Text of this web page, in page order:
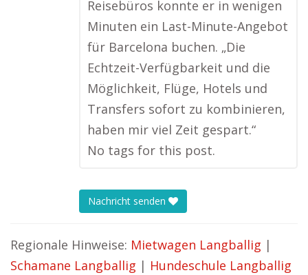
Reisebüros konnte er in wenigen
Minuten ein Last-Minute-Angebot
für Barcelona buchen. „Die
Echtzeit-Verfügbarkeit und die
Möglichkeit, Flüge, Hotels und
Transfers sofort zu kombinieren,
haben mir viel Zeit gespart.“
No tags for this post.
Nachricht senden
Regionale Hinweise: Mietwagen Langballig |
Schamane Langballig | Hundeschule Langballig